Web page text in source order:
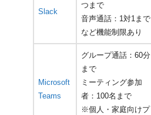
Slack
つまで
音声通話：1対1まで
など機能制限あり
Microsoft
Teams
グループ通話：60分
まで
ミーティング参加
者：100名まで
※個人・家庭向けプ